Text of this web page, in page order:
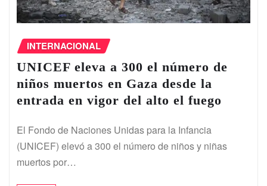
INTERNACIONAL
UNICEF eleva a 300 el número de
niños muertos en Gaza desde la
entrada en vigor del alto el fuego
El Fondo de Naciones Unidas para la Infancia
(UNICEF) elevó a 300 el número de niños y niñas
muertos por…